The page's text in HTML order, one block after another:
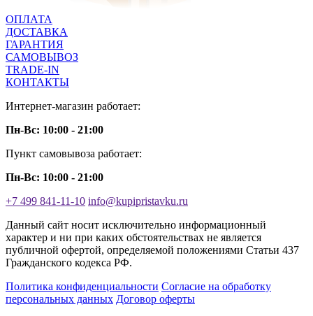
ОПЛАТА
ДОСТАВКА
ГАРАНТИЯ
САМОВЫВОЗ
TRADE-IN
КОНТАКТЫ
Интернет-магазин работает:
Пн-Вс: 10:00 - 21:00
Пункт самовывоза работает:
Пн-Вс: 10:00 - 21:00
+7 499 841-11-10 info@kupipristavku.ru
Данный сайт носит исключительно информационный
характер и ни при каких обстоятельствах не является
публичной офертой, определяемой положениями Статьи 437
Гражданского кодекса РФ.
Политика конфиденциальности Согласие на обработку
персональных данных Договор оферты